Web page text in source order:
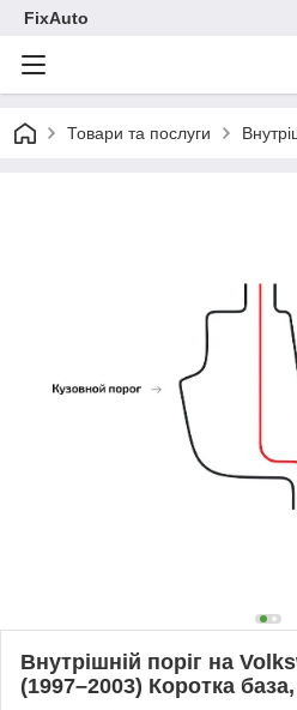
FixAuto
Товари та послуги
Внутрішній поріг на
(1997–2003) Коротка